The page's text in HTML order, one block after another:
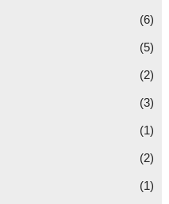
(6)
(5)
(2)
(3)
(1)
(2)
(1)